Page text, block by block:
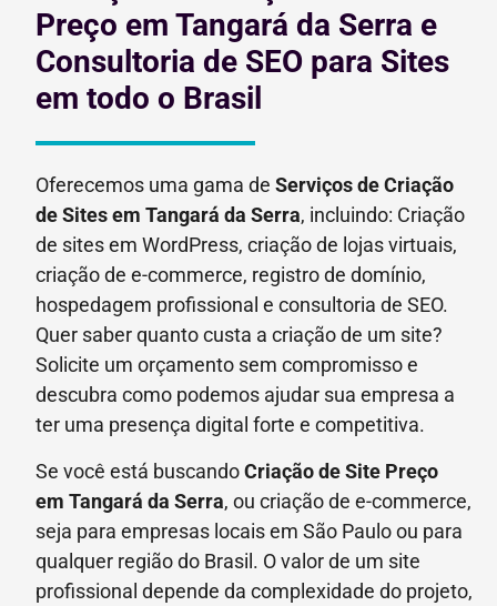
Preço em Tangará da Serra e
Consultoria de SEO para Sites
em todo o Brasil
Oferecemos uma gama de Serviços de Criação
de Sites em Tangará da Serra, incluindo: Criação
de sites em WordPress, criação de lojas virtuais,
criação de e-commerce, registro de domínio,
hospedagem profissional e consultoria de SEO.
Quer saber quanto custa a criação de um site?
Solicite um orçamento sem compromisso e
descubra como podemos ajudar sua empresa a
ter uma presença digital forte e competitiva.
Se você está buscandoCriação de Site Preço
em Tangará da Serra, ou criação de e-commerce,
seja para empresas locais em São Paulo ou para
qualquer região do Brasil. O valor de um site
profissional depende da complexidade do projeto,